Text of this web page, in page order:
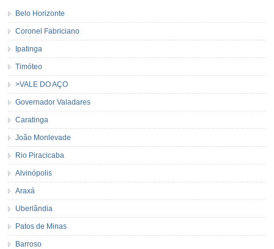
Belo Horizonte
Coronel Fabriciano
Ipatinga
Timóteo
>VALE DO AÇO
Governador Valadares
Caratinga
João Monlevade
Rio Piracicaba
Alvinópolis
Araxá
Uberlândia
Patos de Minas
Barroso